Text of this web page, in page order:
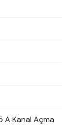
A Kanal Açma